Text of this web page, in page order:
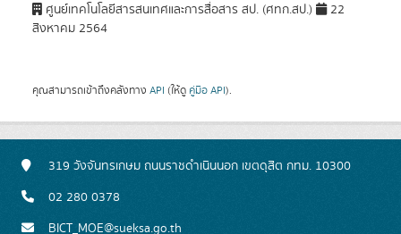
ศูนย์เทคโนโลยีสารสนเทศและการสื่อสาร สป. (ศทก.สป.)
22
สิงหาคม 2564
คุณสามารถเข้าถึงคลังทาง API (ให้ดู คู่มือ API).
319 วังจันทรเกษม ถนนราชดำเนินนอก เขตดุสิต กทม. 10300
02 280 0378
BICT_MOE@sueksa.go.th